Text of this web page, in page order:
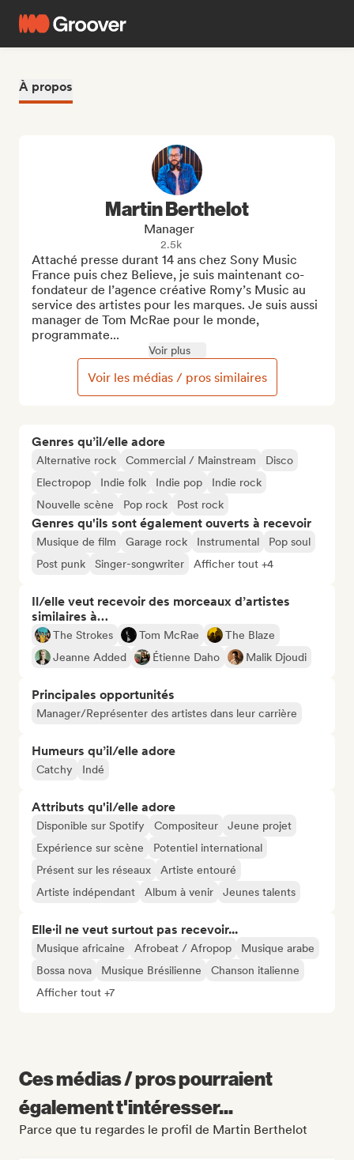
À propos
Genres qu’il/elle adore
Alternative rock Commercial / Mainstream
Disco
Electropop
Indie folk Indie pop
Indie rock
Nouvelle scène
Pop rock Post rock
Genres qu'ils sont également ouverts à recevoir
Musique de film Garage rock Instrumental
Pop soul
Post punk
Singer-songwriter Afficher tout +4
Il/elle veut recevoir des morceaux d’artistes
similaires à…
The Strokes Tom McRae
The Blaze
Jeanne Added
Étienne Daho Malik Djoudi
Principales opportunités
Manager/Représenter des artistes dans leur carrière
Humeurs qu’il/elle adore
Catchy Indé
Attributs qu'il/elle adore
Disponible sur Spotify Compositeur
Jeune projet
Expérience sur scène
Potentiel international
Présent sur les réseaux
Artiste entouré
Artiste indépendant
Album à venir Jeunes talents
Elle·il ne veut surtout pas recevoir...
Musique africaine Afrobeat / Afropop
Musique arabe
Bossa nova
Musique Brésilienne
Chanson italienne
Afficher tout +7
Martin Berthelot
Manager
2.5k
Attaché presse durant 14 ans chez Sony Music
France puis chez Believe, je suis maintenant co-
fondateur de l’agence créative Romy’s Music au
service des artistes pour les marques. Je suis aussi
manager de Tom McRae pour le monde,
programmate...
Voir plus
Voir les médias / pros similaires
Ces médias / pros pourraient
également t'intéresser...
Parce que tu regardes le profil de Martin Berthelot